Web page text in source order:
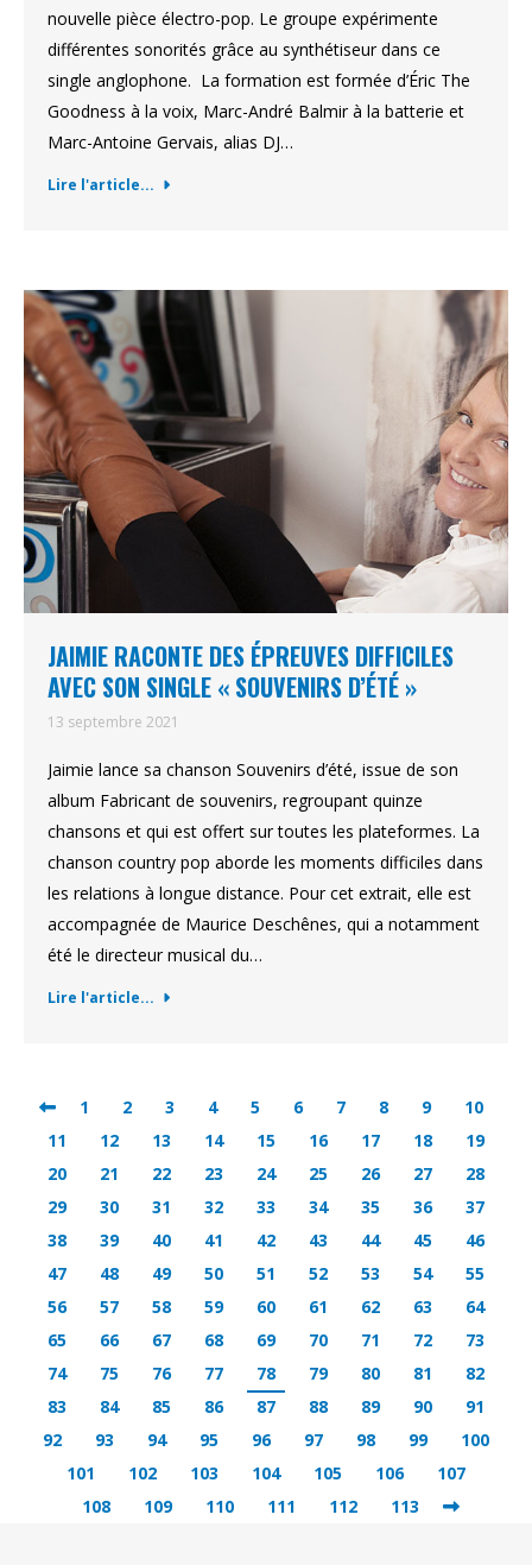
nouvelle pièce électro-pop. Le groupe expérimente
différentes sonorités grâce au synthétiseur dans ce
single anglophone. La formation est formée d’Éric The
Goodness à la voix, Marc-André Balmir à la batterie et
Marc-Antoine Gervais, alias DJ…
Lire l'article...
JAIMIE RACONTE DES ÉPREUVES DIFFICILES
AVEC SON SINGLE « SOUVENIRS D’ÉTÉ »
13 septembre 2021
Jaimie lance sa chanson Souvenirs d’été, issue de son
album Fabricant de souvenirs, regroupant quinze
chansons et qui est offert sur toutes les plateformes. La
chanson country pop aborde les moments difficiles dans
les relations à longue distance. Pour cet extrait, elle est
accompagnée de Maurice Deschênes, qui a notamment
été le directeur musical du…
Lire l'article...
1 2 3 4 5 6 7 8 9
10
11
12 13 14 15 16 17 18
19
20
21 22 23 24 25 26 27
28
29
30 31 32 33 34 35 36
37
38
39 40 41 42 43 44 45
46
47
48 49 50 51 52 53 54
55
56
57 58 59 60 61 62 63
64
65
66 67 68 69 70 71 72
73
74
75 76 77 78 79 80 81
82
83
84 85 86 87 88 89 90
91
92
93 94 95 96 97 98 99
100
101
102 103 104 105 106
107
108
109 110 111 112 113